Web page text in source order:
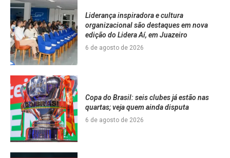
Liderança inspiradora e cultura
organizacional são destaques em nova
edição do Lidera Aí, em Juazeiro
6 de agosto de 2026
Copa do Brasil: seis clubes já estão nas
quartas; veja quem ainda disputa
6 de agosto de 2026